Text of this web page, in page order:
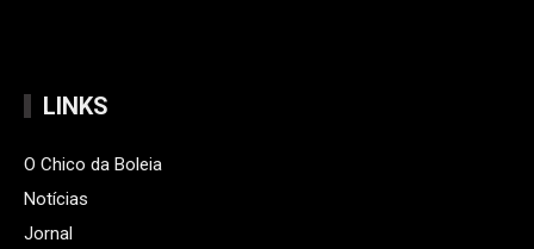
LINKS
O Chico da Boleia
Notícias
Jornal